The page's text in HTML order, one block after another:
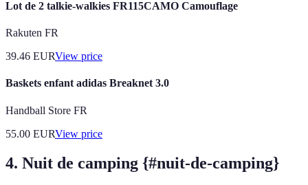
Lot de 2 talkie-walkies FR115CAMO Camouflage
Rakuten FR
39.46 EURView price
Baskets enfant adidas Breaknet 3.0
Handball Store FR
55.00 EURView price
4. Nuit de camping {#nuit-de-camping}